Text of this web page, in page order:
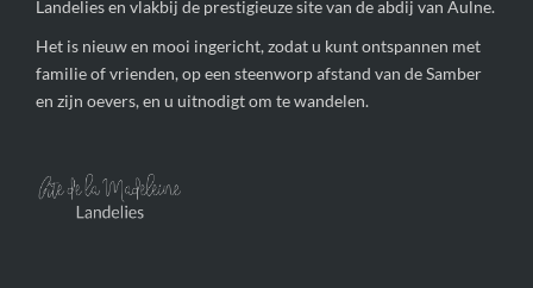
Landelies en vlakbij de prestigieuze site van de abdij van Aulne.
Het is nieuw en mooi ingericht, zodat u kunt ontspannen met
familie of vrienden, op een steenworp afstand van de Samber
en zijn oevers, en u uitnodigt om te wandelen.